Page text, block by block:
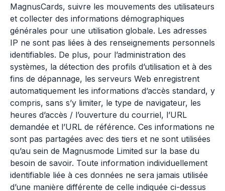
MagnusCards, suivre les mouvements des utilisateurs
et collecter des informations démographiques
générales pour une utilisation globale. Les adresses
IP ne sont pas liées à des renseignements personnels
identifiables. De plus, pour l’administration des
systèmes, la détection des profils d’utilisation et à des
fins de dépannage, les serveurs Web enregistrent
automatiquement les informations d’accès standard, y
compris, sans s’y limiter, le type de navigateur, les
heures d’accès / l’ouverture du courriel, l’URL
demandée et l’URL de référence. Ces informations ne
sont pas partagées avec des tiers et ne sont utilisées
qu’au sein de Magnusmode Limited sur la base du
besoin de savoir. Toute information individuellement
identifiable liée à ces données ne sera jamais utilisée
d’une manière différente de celle indiquée ci-dessus